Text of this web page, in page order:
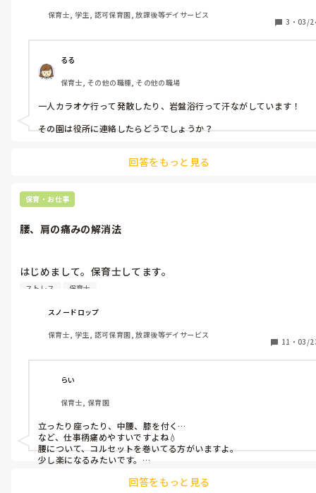
どうしたら良いでしょうか？最近は何も楽しめなくなりました。
保育士, 学生, 認可保育園, 放課後等デイサービス
3 ・ 03/
るる
保育士, その他の職種, その他の職場
一人カラオケ行って発散したり、岩盤浴行って汗ながしています！
その園は役所に連絡したらどうでしょうか？
回答をもっと見る
保育・お仕事
腰、肩の痛みの解消法
はじめまして。保育士してます。
首や腰が痛く朝起きづらくなりました。
何か良いストレッチ方法やストレス発散法ないでしょうか？
※仕事を辞めろ、病院をかえろ等ではなく質問に答えてくれる方
大募集してます。以前とんちんかんな回答する方いて傷ついたの
で…。よろしくお願い致します。
ストレス 保育士
スノードロップ
保育士, 学生, 認可保育園, 放課後等デイサービス
11 ・ 03/
らい
保育士, 保育園
立ったり座ったり、中腰、膝を付く…
など、仕事柄痛めやすいですよね💧
腰について、コルセットを巻いてる方がいますよ。
少し楽になるみたいです。
私はＸ脚で、膝に負担が大きく、水も溜まったりしますが、整形で
回答をもっと見る